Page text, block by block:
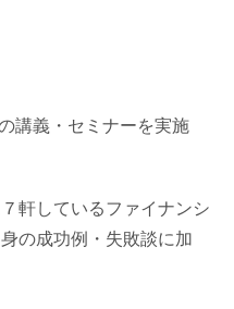
講義・セミナーを実施
軒しているファイナンシ
の成功例・失敗談に加